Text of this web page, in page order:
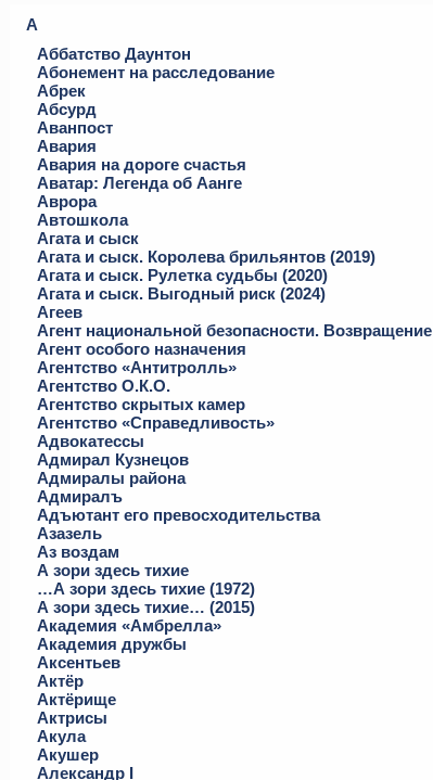
А
Аббатство Даунтон
Абонемент на расследование
Абрек
Абсурд
Аванпост
Авария
Авария на дороге счастья
Аватар: Легенда об Аанге
Аврора
Автошкола
Агата и сыск
Агата и сыск. Королева брильянтов (2019)
Агата и сыск. Рулетка судьбы (2020)
Агата и сыск. Выгодный риск (2024)
Агеев
Агент национальной безопасности. Возвращение
Агент особого назначения
Агентство «Антитролль»
Агентство О.К.О.
Агентство скрытых камер
Агентство «Справедливость»
Адвокатессы
Адмирал Кузнецов
Адмиралы района
Адмиралъ
Адъютант его превосходительства
Азазель
Аз воздам
А зори здесь тихие
…А зори здесь тихие (1972)
А зори здесь тихие… (2015)
Академия «Амбрелла»
Академия дружбы
Аксентьев
Актёр
Актёрище
Актрисы
Акула
Акушер
Александр I